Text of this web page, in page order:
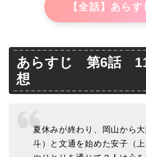
【全話】あら
あらすじ 第6話 11
想
夏休みが終わり、岡山から
斗）と文通を始めた安子（